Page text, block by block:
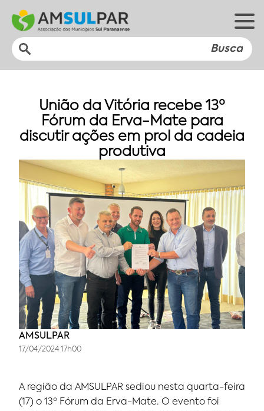
União da Vitória recebe 13º
Fórum da Erva-Mate para
discutir ações em prol da cadeia
produtiva
AMSULPAR
17/04/2024 17h00
A região da AMSULPAR sediou nesta quarta-feira
(17) o 13º Fórum da Erva-Mate. O evento foi